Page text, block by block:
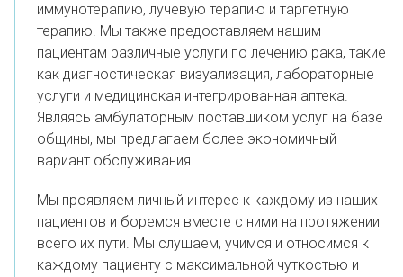
иммунотерапию, лучевую терапию и таргетную
терапию. Мы также предоставляем нашим
пациентам различные услуги по лечению рака, такие
как диагностическая визуализация, лабораторные
услуги и медицинская интегрированная аптека.
Являясь амбулаторным поставщиком услуг на базе
общины, мы предлагаем более экономичный
вариант обслуживания.
Мы проявляем личный интерес к каждому из наших
пациентов и боремся вместе с ними на протяжении
всего их пути. Мы слушаем, учимся и относимся к
каждому пациенту с максимальной чуткостью и